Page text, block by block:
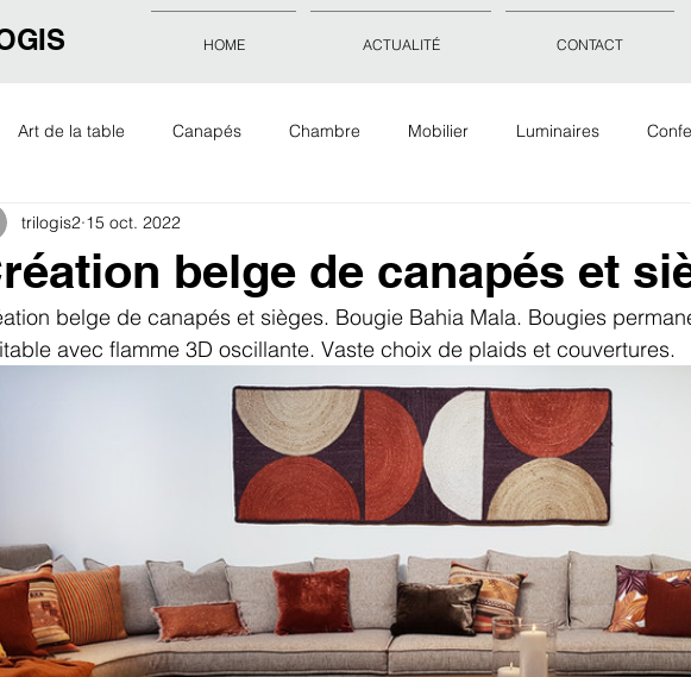
HOME ACTUALITÉ CONTACT
Art de la table Canapés Chambre Mobilier Luminaires
Noël Expo Objets déco
belge de canapés et
trilogis2 15 oct. 2022
belge de canapés et sièges. Bougie Bahia Mala. Bougies
avec flamme 3D oscillante. Vaste choix de plaids et couvertures.